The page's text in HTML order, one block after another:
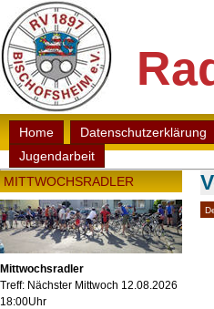
Home Datenschutzerklärung
Jugendarbeit
MITTWOCHSRADLER
Mittwochsradler
Treff: Nächster Mittwoch 12.08.2026
18:00Uhr